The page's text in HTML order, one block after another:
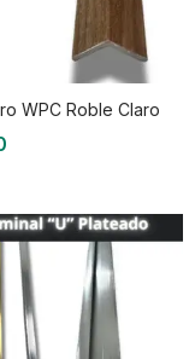
WPC Roble Claro